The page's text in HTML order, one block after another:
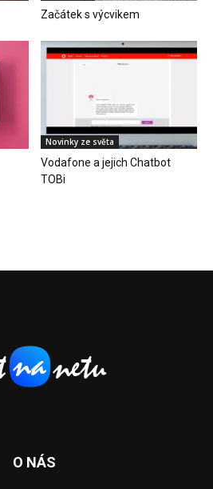
Začátek s výcvikem
Novinky ze světa
Vodafone a jejich Chatbot
TOBi
O NÁS